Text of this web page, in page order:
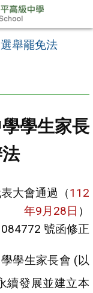
舉罷免法
學生家長
大會通過（112
年9月28日 ）
號函修正
學生家長會 (以
續發展並建立本